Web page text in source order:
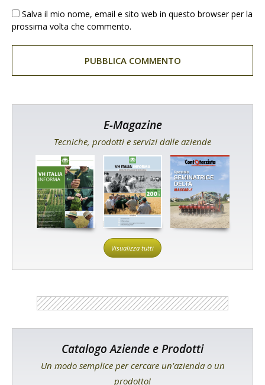
Salva il mio nome, email e sito web in questo browser per la
prossima volta che commento.
E-Magazine
Tecniche, prodotti e servizi dalle aziende
Visualizza tutti
Catalogo Aziende e Prodotti
Un modo semplice per cercare un'azienda o un
prodotto!